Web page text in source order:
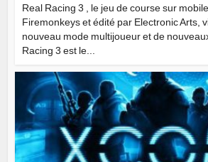
Real Racing 3 , le jeu de course sur
Firemonkeys et édité par Electronic Arts,
nouveau mode multijoueur et de
Racing 3 est le...